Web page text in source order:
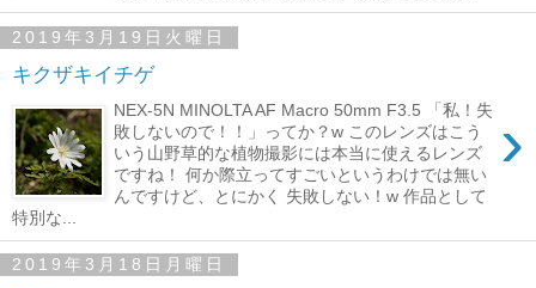
2019年3月19日火曜日
キクザキイチゲ
›
NEX-5N MINOLTA AF Macro 50mm F3.5 「私！失
敗しないので！！」ってか？w このレンズはこう
いう山野草的な植物撮影には本当に使えるレンズ
ですね！ 何か際立ってすごいというわけでは無い
んですけど、とにかく 失敗しない！w 作品として
特別な...
2019年3月18日月曜日